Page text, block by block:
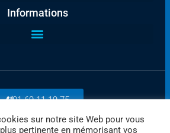
Informations
01 69 11 19 75
sur notre site Web pour vous
pertinente en mémorisant vos